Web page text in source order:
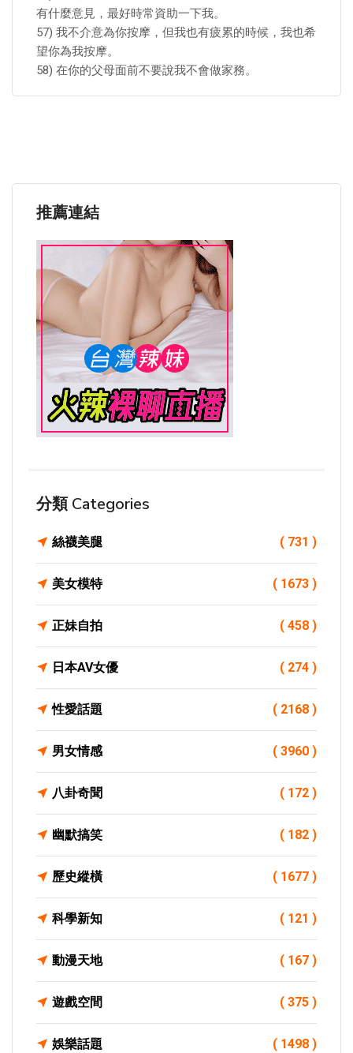
有什麼意見，最好時常資助一下我。
57) 我不介意為你按摩，但我也有疲累的時候，我也希
望你為我按摩。
58) 在你的父母面前不要說我不會做家務。
推薦連結
分類 Categories
絲襪美腿 ( 731 )
美女模特 ( 1673 )
正妹自拍 ( 458 )
日本AV女優 ( 274 )
性愛話題 ( 2168 )
男女情感 ( 3960 )
八卦奇聞 ( 172 )
幽默搞笑 ( 182 )
歷史縱橫 ( 1677 )
科學新知 ( 121 )
動漫天地 ( 167 )
遊戲空間 ( 375 )
娛樂話題 ( 1498 )